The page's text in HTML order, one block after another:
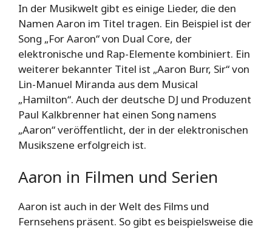
In der Musikwelt gibt es einige Lieder, die den
Namen Aaron im Titel tragen. Ein Beispiel ist der
Song „For Aaron“ von Dual Core, der
elektronische und Rap-Elemente kombiniert. Ein
weiterer bekannter Titel ist „Aaron Burr, Sir“ von
Lin-Manuel Miranda aus dem Musical
„Hamilton“. Auch der deutsche DJ und Produzent
Paul Kalkbrenner hat einen Song namens
„Aaron“ veröffentlicht, der in der elektronischen
Musikszene erfolgreich ist.
Aaron in Filmen und Serien
Aaron ist auch in der Welt des Films und
Fernsehens präsent. So gibt es beispielsweise die